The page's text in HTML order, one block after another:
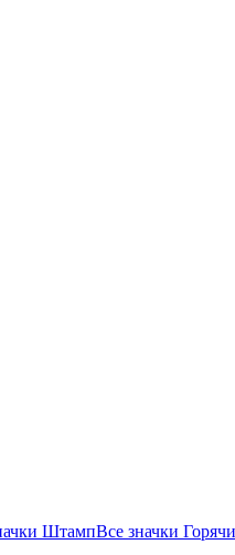
ШтампВсе значки